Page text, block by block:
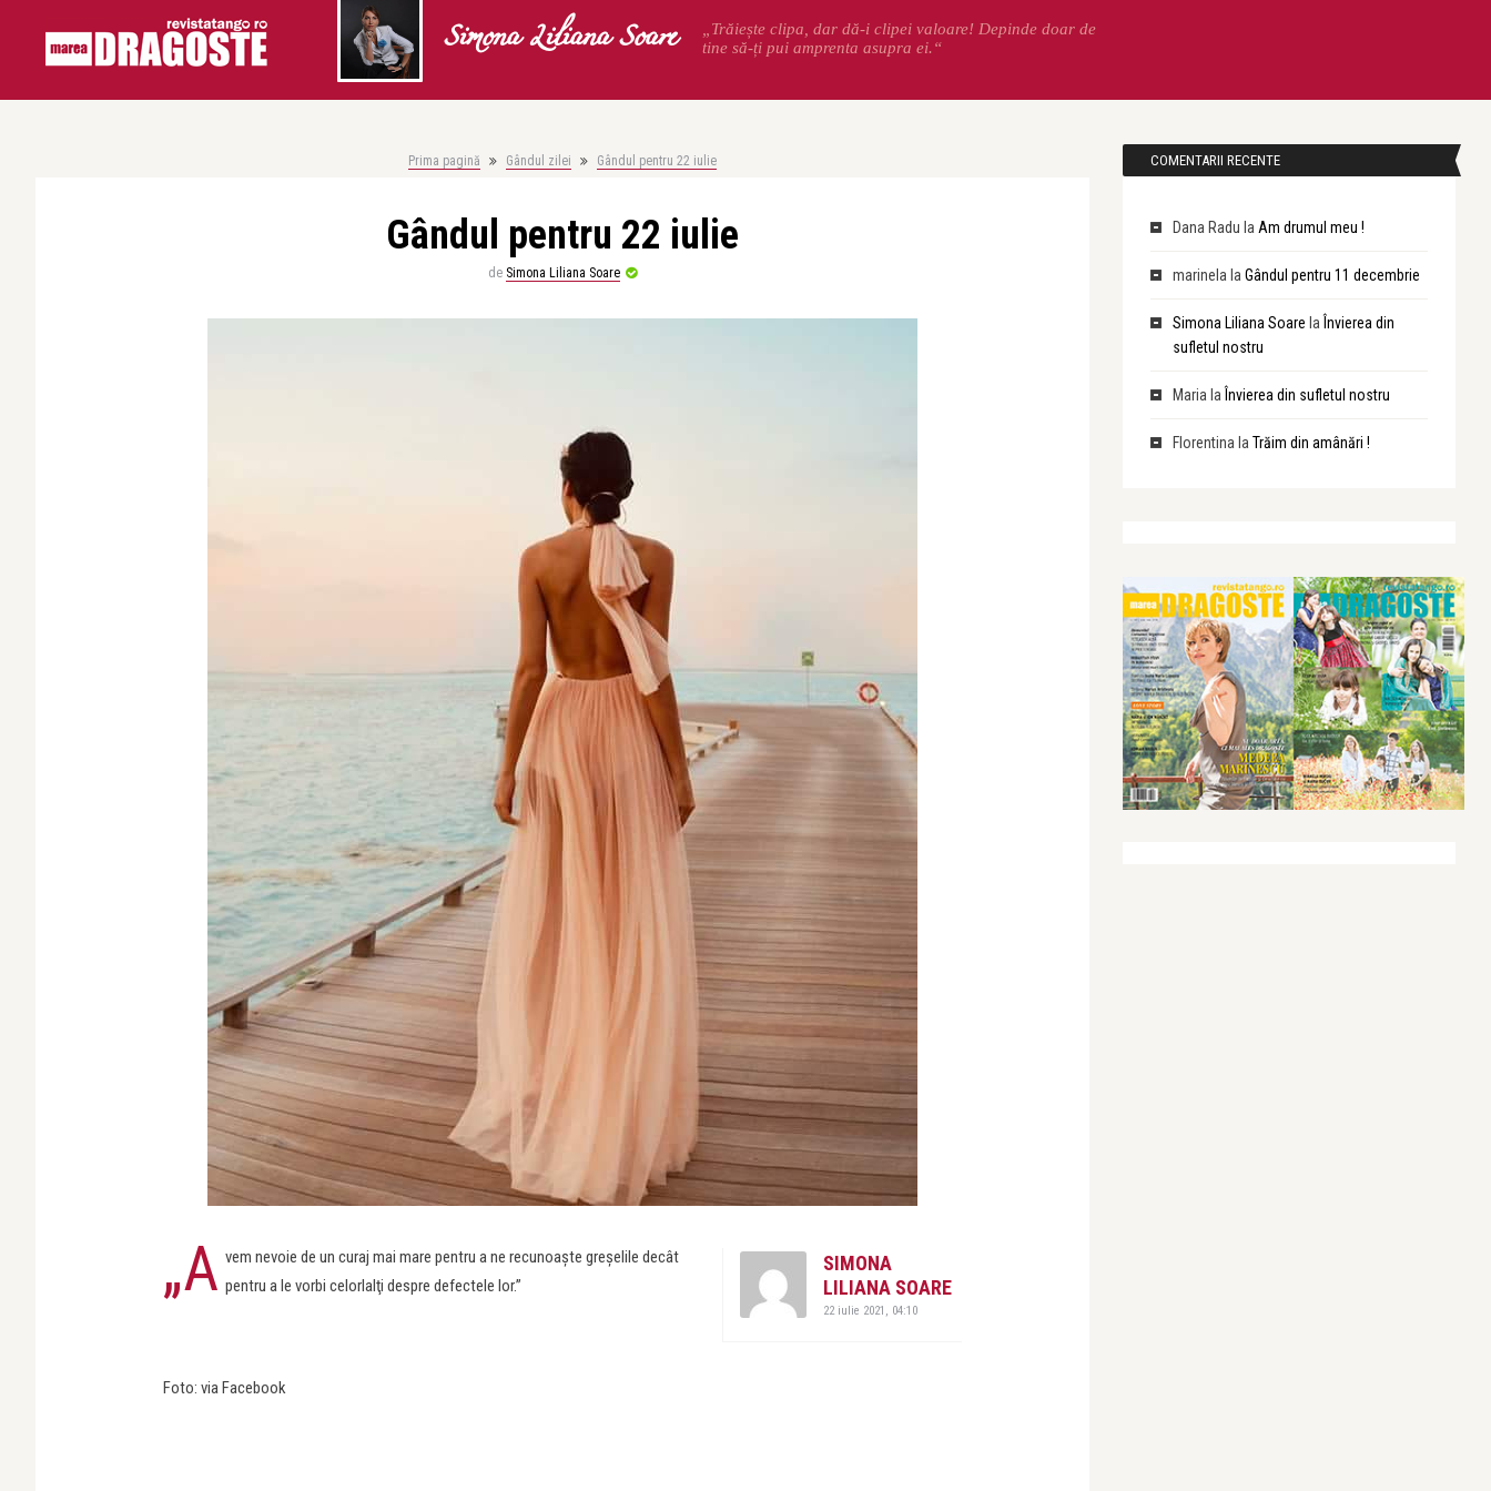
Simona Liliana Soare
„Trăiește clipa, dar dă-i clipei valoare! Depinde doar de
tine să-ți pui amprenta asupra ei.“
Prima pagină Gândul zilei Gândul pentru 22 iulie
Gândul pentru 22 iulie
de Simona Liliana Soare
SIMONA
LILIANA SOARE
22 iulie 2021, 04:10
„A vem nevoie de un curaj mai mare pentru a ne recunoaşte greşelile decât
pentru a le vorbi celorlalţi despre defectele lor.”
Foto: via Facebook
COMENTARII RECENTE
Dana Radu la Am drumul meu !
marinela la Gândul pentru 11 decembrie
Simona Liliana Soare la Învierea din
sufletul nostru
Maria la Învierea din sufletul nostru
Florentina la Trăim din amânări !